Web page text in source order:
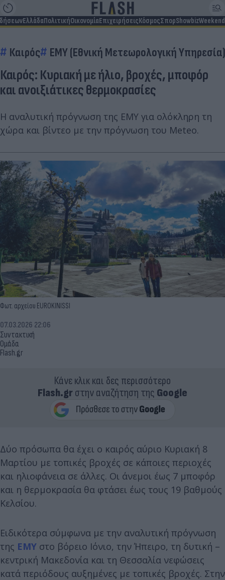
ΕλλάδαΠολιτικήΟικονομίαΕπιχειρήσειςΚόσμοςΣπορShowbizWeekend
Καιρός ΕΜΥ (Εθνική Μετεωρολογική Υπηρεσία)
Καιρός: Κυριακή με ήλιο, βροχές, μποφόρ
και ανοιξιάτικες θερμοκρασίες
Η αναλυτική πρόγνωση της ΕΜΥ για ολόκληρη τη
χώρα και βίντεο με την πρόγνωση του Meteo.
Φωτ. αρχείου EUROKINISSI
Συντακτική
Ομάδα
Flash.gr
07.03.2026 22:06
Κάνε κλικ και δες περισσότερο
Flash.grστην αναζήτηση της Google
Δύο πρόσωπα θα έχει ο καιρός αύριο Κυριακή 8
Μαρτίου με τοπικές βροχές σε κάποιες περιοχές
και ηλιοφάνεια σε άλλες. Οι άνεμοι έως 7 μποφόρ
και η θερμοκρασία θα φτάσει έως τους 19 βαθμούς
Κελσίου.
Ειδικότερα σύμφωνα με την αναλυτική πρόγνωση
της ΕΜΥ στο βόρειο Ιόνιο, την Ήπειρο, τη δυτική –
κεντρική Μακεδονία και τη Θεσσαλία νεφώσεις
κατά περιόδους αυξημένες με τοπικές βροχές. Στην